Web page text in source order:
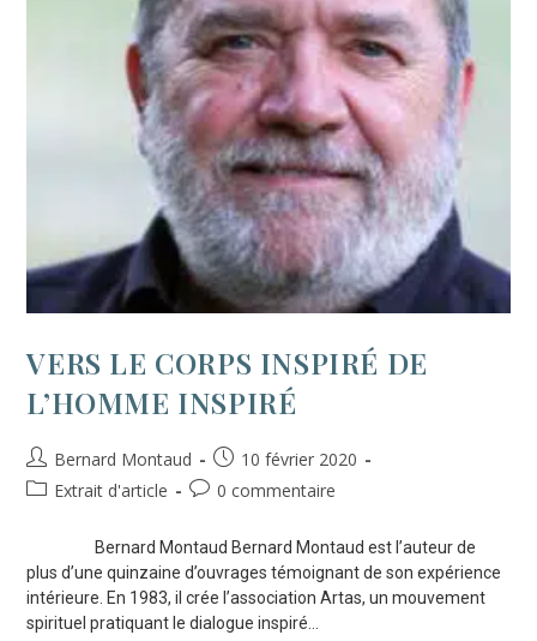
VERS LE CORPS INSPIRÉ DE
L’HOMME INSPIRÉ
Bernard Montaud
10 février 2020
Extrait d'article
0 commentaire
Bernard Montaud Bernard Montaud est l’auteur de
plus d’une quinzaine d’ouvrages témoignant de son expérience
intérieure. En 1983, il crée l’association Artas, un mouvement
spirituel pratiquant le dialogue inspiré…